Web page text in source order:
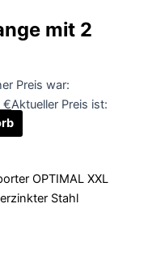
mit 2
Preis war:
€Aktueller Preis ist: